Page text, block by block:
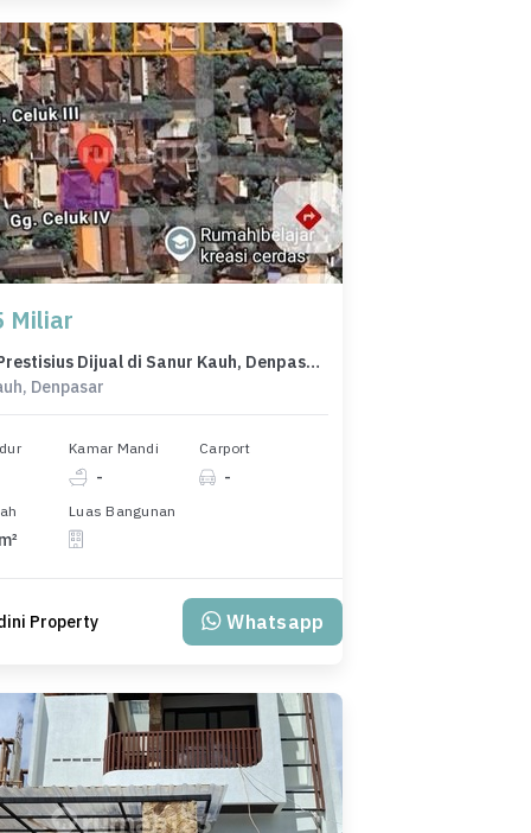
Miliar
Kavling Prestisius Dijual di Sanur Kauh, Denpasar, Harga 5,5 Miliar
Denpasar
Kamar Mandi
-
Carport
-
Luas Bangunan
Property Whatsapp